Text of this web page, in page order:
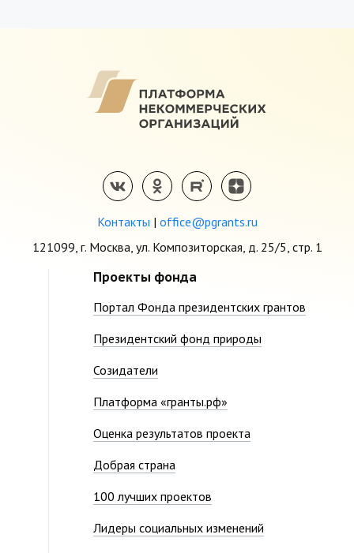
Контакты | office@pgrants.ru
121099, г. Москва, ул. Композиторская, д. 25/5, стр. 1
Проекты фонда
Портал Фонда президентских грантов
Президентский фонд природы
Созидатели
Платформа «гранты.рф»
Оценка результатов проекта
Добрая страна
100 лучших проектов
Лидеры социальных изменений